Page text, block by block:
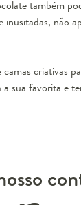
também
inusitadas, não
criativas
sua favorita e